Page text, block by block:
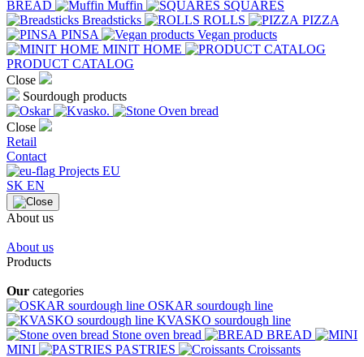
BREAD
Muffin
SQUARES
Breadsticks
ROLLS
PIZZA
PINSA
Vegan products
MINIT HOME
PRODUCT CATALOG
Close
Sourdough products
Close
Retail
Contact
Projects EU
SK EN
About us
About us
Products
Our categories
OSKAR sourdough line
KVASKO sourdough line
Stone oven bread
BREAD
MINI
PASTRIES Croissants